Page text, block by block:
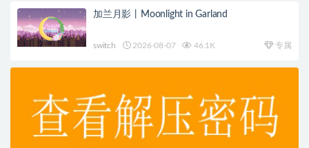
加兰月影丨Moonlight in Garland
switch 2026-08-07 46.1K 专属